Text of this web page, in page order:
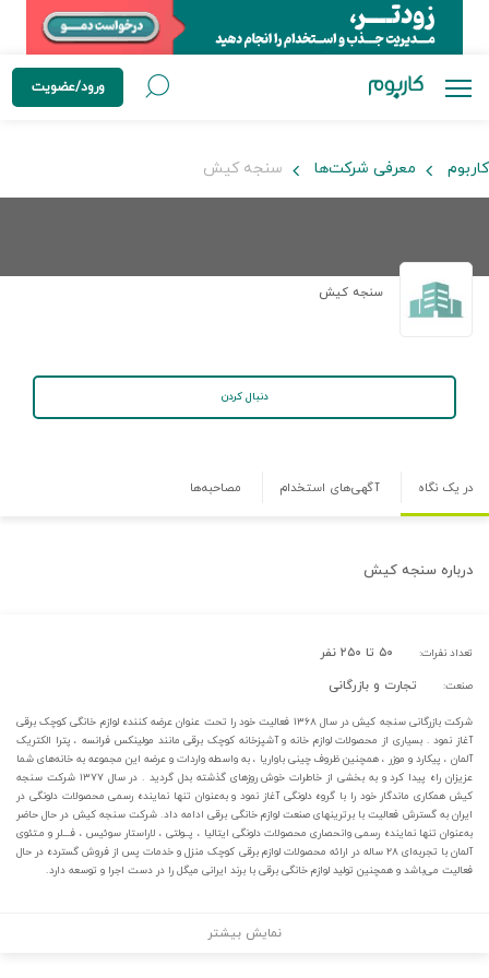
ورود/عضویت
کاربوم معرفی شرکت‌ها سنجه کیش
سنجه کیش
دنبال کردن
در یک نگاه آگهی‌های استخدام مصاحبه‌ها
درباره سنجه کیش
تعداد نفرات: ۵۰ تا ۲۵۰ نفر
صنعت: تجارت و بازرگانی
شرکت بازرگانی سنجه کیش در سال ۱۳۶۸ فعالیت خود را تحت عنوان عرضه کننده لوازم خانگی کوچک برقی
آغاز نمود . بسیاری از محصولات لوازم خانه و آشپزخانه کوچک برقی مانند مولینکس فرانسه ، پترا الکتریک
آلمان ، پیکارد و موزر ، همچنین ظروف چینی باواریا ، به واسطه واردات و عرضه این مجموعه به خانه‌های شما
عزیزان راه پیدا کرد و به بخشی از خاطرات خوش روزهای گذشته بدل گردید . در سال ۱۳۷۷ شرکت سنجه
کیش همکاری ماندگار خود را با گروه دلونگی آغاز نمود و به‌عنوان تنها نماینده رسمی محصولات دلونگی در
ایران به گسترش فعالیت با برترینهای صنعت لوازم خانگی برقی ادامه داد. شرکت سنجه کیش در حال حاضر
به‌عنوان تنها نماینده رسمی وانحصاری محصولات دلونگی ایتالیا ، پــولتی ، لاراستار سوئیس ، فـــلر و مـتئوی
آلمان با تجربه‌ای ۲۸ ساله در ارائه محصولات لوازم برقی کوچک منزل و خدمات پس از فروش گسترده در حال
فعالیت می‌باشد و همچنین تولید لوازم خانگی برقی با برند ایرانی میگل را در دست اجرا و توسعه دارد.
نمایش بیشتر